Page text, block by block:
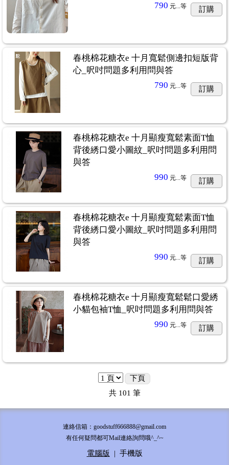
790 元...等 訂購
春桃棉花糖衣e 十月寬鬆側邊扣短版背
心_呎吋問題多利用問與答
790 元...等 訂購
春桃棉花糖衣e 十月顯瘦寬鬆素面T恤
背後綉口愛小圖紋_呎吋問題多利用問
與答
990 元...等 訂購
春桃棉花糖衣e 十月顯瘦寬鬆素面T恤
背後綉口愛小圖紋_呎吋問題多利用問
與答
990 元...等 訂購
春桃棉花糖衣e 十月顯瘦寬鬆鬆口愛綉
小貓包袖T恤_呎吋問題多利用問與答
990 元...等 訂購
下頁
共 101 筆
連絡信箱：goodstuff666888@gmail.com
有任何疑問都可Mail連絡詢問哦^_^~
電腦版 | 手機版